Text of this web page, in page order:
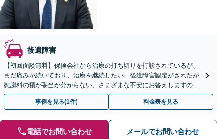
後遺障害
【初回面談無料】保険会社から治療の打ち切りを打診されているが、
まだ痛みが続いており、治療を継続したい。後遺障害認定がされたが
慰謝料の額が妥当か分からない。さまざまな不安にお答えしますの
で、お気軽にご連絡ください。ご相談・着手金は無料です。
事例を見る(1件) 料金表を見る
電話でお問い合わせ メールでお問い合わせ